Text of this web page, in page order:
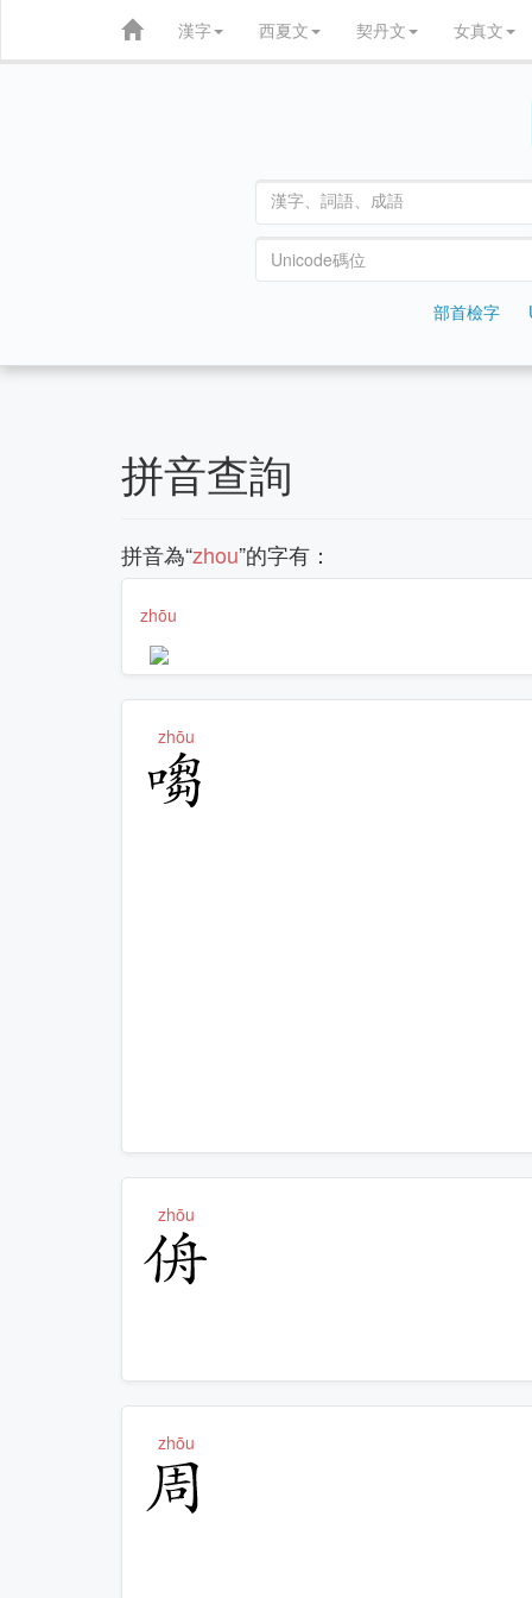
漢字 西夏文 契丹文 女真文
部首檢字
拼音查詢
拼音為“zhou”的字有：
𮹋
zhōu
㗙
zhōu
侜
zhōu
周
zhōu